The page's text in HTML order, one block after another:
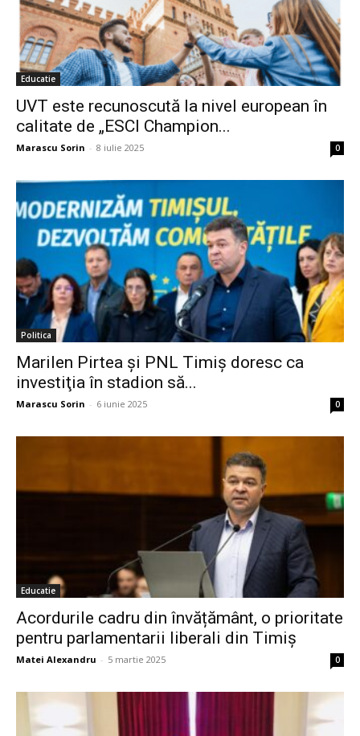
Educatie
UVT este recunoscută la nivel european în
calitate de „ESCI Champion...
Marascu Sorin - 8 iulie 2025 0
Politica
Marilen Pirtea şi PNL Timiş doresc ca
investiţia în stadion să...
Marascu Sorin - 6 iunie 2025 0
Educatie
Acordurile cadru din învățământ, o prioritate
pentru parlamentarii liberali din Timiș
Matei Alexandru - 5 martie 2025 0